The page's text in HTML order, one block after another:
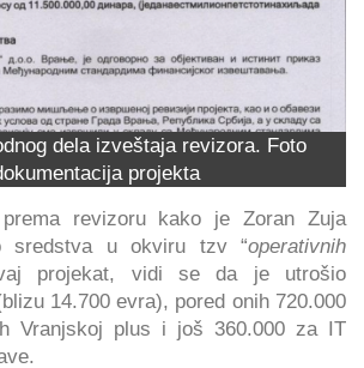
dela izveštaja revizora. Foto
projekta
revizoru kako je Zoran Zuja
sredstva u okviru tzv “operativnih
projekat, vidi se da je utrošio
14.700 evra), pored onih 720.000
Vranjskoj plus i još 360.000 za IT